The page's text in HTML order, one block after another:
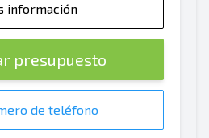
información
presupuesto
de teléfono